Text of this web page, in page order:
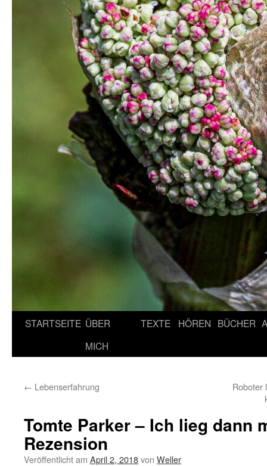
STARTSEITE ÜBER
MICH
TEXTE HÖREN BÜCHER
← Lebenserfahrung
Roboter
Tomte Parker – Ich lieg dann
Rezension
Veröffentlicht am April 2, 2018von Weller